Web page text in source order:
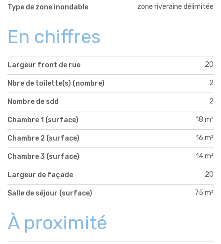
Type de zone inondable zone riveraine délimitée
En chiffres
Largeur front de rue 20
Nbre de toilette(s) (nombre) 2
Nombre de sdd 2
Chambre 1 (surface) 18 m²
Chambre 2 (surface) 16 m²
Chambre 3 (surface) 14 m²
Largeur de façade 20
Salle de séjour (surface) 75 m²
À proximité